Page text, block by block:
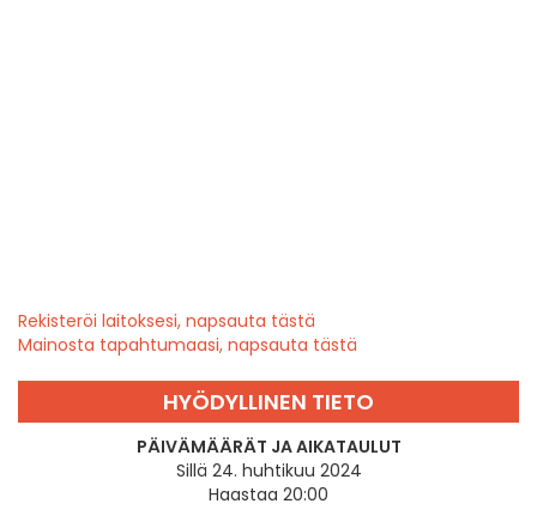
Rekisteröi laitoksesi, napsauta tästä
Mainosta tapahtumaasi, napsauta tästä
HYÖDYLLINEN TIETO
PÄIVÄMÄÄRÄT JA AIKATAULUT
Sillä 24. huhtikuu 2024
Haastaa 20:00